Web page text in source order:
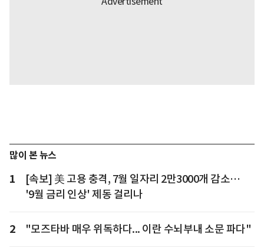
많이 본 뉴스
1
[속보] 美 고용 충격, 7월 일자리 2만3000개 감소…
'9월 금리 인상' 제동 걸리나
2 "모즈타바 매우 위독하다... 이란 수뇌부내 소문 파다"